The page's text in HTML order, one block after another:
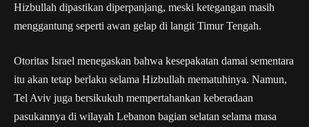
Hizbullah dipastikan diperpanjang, meski ketegangan masih
menggantung seperti awan gelap di langit Timur Tengah.
Otoritas Israel menegaskan bahwa kesepakatan damai sementara
itu akan tetap berlaku selama Hizbullah mematuhinya. Namun,
Tel Aviv juga bersikukuh mempertahankan keberadaan
pasukannya di wilayah Lebanon bagian selatan selama masa